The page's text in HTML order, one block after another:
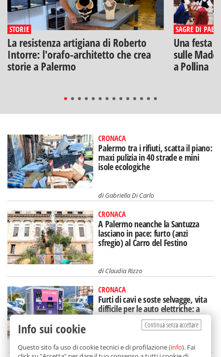
STORIE
La resistenza artigiana di Roberto
Intorre: l'orafo-architetto che crea
storie a Palermo
SAGRE DI PAESE
Una festa
sulle
a Pollina
CRONACA
Palermo tra i rifiuti, scatta il piano:
maxi pulizia in 40 strade e mini
isole ecologiche
diGabriella Di Carlo
CRONACA
A Palermo neanche la Santuzza
lasciano in pace: furto (anzi
sfregio) al Carro del Festino
diClaudia Rizzo
CRONACA
Furti di cavi e soste selvagge, vita
difficile per le auto elettriche: a
Palermo si corre ai ripari
diGabriella Di Carlo
Continua senza accettare
Info sui cookie
Questo sito fa uso di cookie tecnici e di profilazione (info). Fai